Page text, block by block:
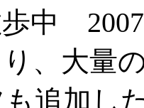
中
、大量
追加し